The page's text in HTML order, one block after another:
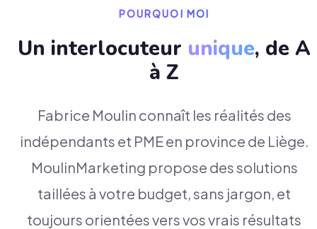
POURQUOI MOI
Un interlocuteur unique, de A
à Z
Fabrice Moulin connaît les réalités des
indépendants et PME en province de Liège.
MoulinMarketing propose des solutions
taillées à votre budget, sans jargon, et
toujours orientées vers vos vrais résultats